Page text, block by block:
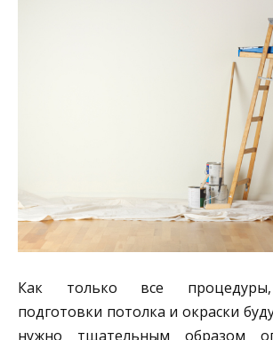
Как только все процедуры,
подготовки потолка и окраски
нужно тщательным образом